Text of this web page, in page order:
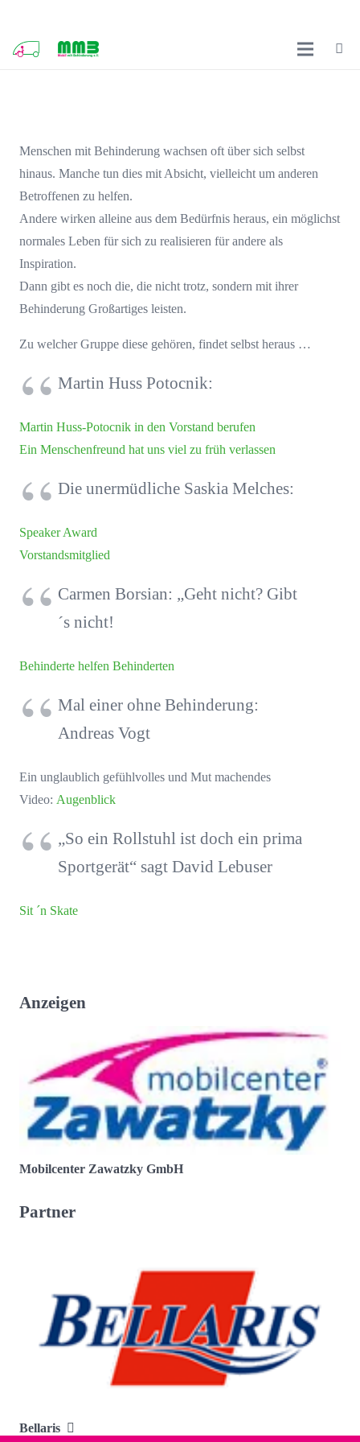
Menschen mit Behinderung wachsen oft über sich selbst
hinaus. Manche tun dies mit Absicht, vielleicht um anderen
Betroffenen zu helfen.
Andere wirken alleine aus dem Bedürfnis heraus, ein möglichst
normales Leben für sich zu realisieren für andere als
Inspiration.
Dann gibt es noch die, die nicht trotz, sondern mit ihrer
Behinderung Großartiges leisten.
Zu welcher Gruppe diese gehören, findet selbst heraus …
Martin Huss Potocnik:
Martin Huss-Potocnik in den Vorstand berufen
Ein Menschenfreund hat uns viel zu früh verlassen
Die unermüdliche Saskia Melches:
Speaker Award
Vorstandsmitglied
Carmen Borsian: „Geht nicht? Gibt
´s nicht!
Behinderte helfen Behinderten
Mal einer ohne Behinderung:
Andreas Vogt
Ein unglaublich gefühlvolles und Mut machendes
Video: Augenblick
„So ein Rollstuhl ist doch ein prima
Sportgerät“ sagt David Lebuser
Sit ´n Skate
Anzeigen
Mobilcenter Zawatzky GmbH
Partner
Bellaris